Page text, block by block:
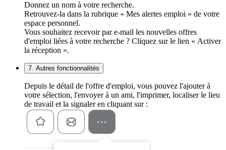
Donnez un nom à votre recherche.
Retrouvez-la dans la rubrique « Mes alertes emploi » de votre
espace personnel.
Vous souhaitez recevoir par e-mail les nouvelles offres
d'emploi liées à votre recherche ? Cliquez sur le lien « Activer
la réception ».
7. Autres fonctionnalités
Depuis le détail de l'offre d'emploi, vous pouvez l'ajouter à
votre sélection, l'envoyer à un ami, l'imprimer, localiser le lieu
de travail et la signaler en cliquant sur :